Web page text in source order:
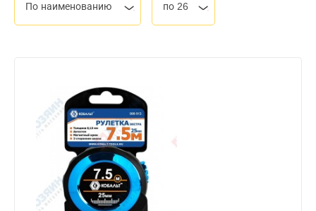
По наименованию по 26